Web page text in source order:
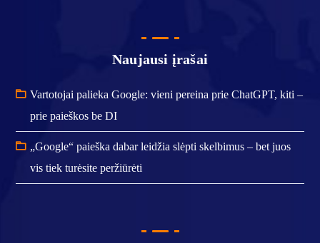
Naujausi įrašai
Vartotojai palieka Google: vieni pereina prie ChatGPT, kiti –
prie paieškos be DI
„Google“ paieška dabar leidžia slėpti skelbimus – bet juos
vis tiek turėsite peržiūrėti